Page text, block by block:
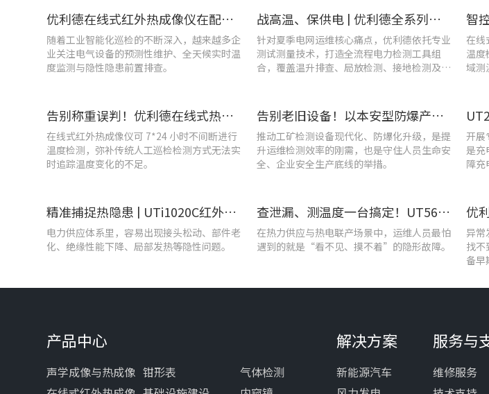
优利德在线式红外热成像仪在配电柜运维中的实测应用(系列篇)
随着工业智能化巡检的不断深入，越来越多企
业关注电气设备的预测性维护、全天候实时温
度监测与隐性隐患前置排查。
战高温、保供电 | 优利德全系列电力运维检测工具，助力夏季电网运维更高效
针对夏季电网运维核心痛点，优利德依托专业
测试测量技术，打造全流程电力检测工具组
合，覆盖温升排查、局放检测、接地检测及电
在线
温度
域测
告别称重误判！优利德在线式热成像仪重构新材料铸造注液控制逻辑
在线式红外热成像仪可 7*24 小时不间断进行
温度检测，弥补传统人工巡检检测方式无法实
时追踪温度变化的不足。
告别老旧设备！以本安型防爆产品矩阵与合规检测，守住工矿安全底线
推动工矿检测设备现代化、防爆化升级，是提
升运维检测效率的刚需，也是守住人员生命安
全、企业安全生产底线的举措。
开展
是充
障充
精准捕捉热隐患 | UTi1020C红外热成像仪在发电站的实测应用
电力供应体系里，容易出现接头松动、部件老
化、绝缘性能下降、局部发热等隐性问题。
查泄漏、测温度一台搞定！UT568F红外声成像仪让设备巡检更高效
在热力供应与热电联产场景中，运维人员最怕
遇到的就是“看不见、摸不着”的隐形故障。
异常
找不
备早
产品中心
声学成像与热成像 钳形表
气体检测
解决方案
新能源汽车
服务与
维修服务